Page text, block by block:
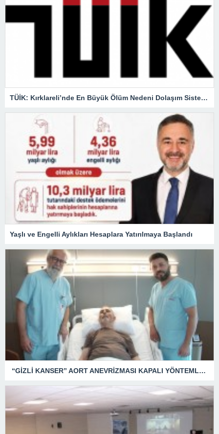
TÜİK: Kırklareli’nde En Büyük Ölüm Nedeni Dolaşım Sistemi Hastalıkları
Yaşlı ve Engelli Aylıkları Hesaplara Yatırılmaya Başlandı
“GİZLİ KANSER” AORT ANEVRİZMASI KAPALI YÖNTEMLE TEDAVİ EDİLDİ